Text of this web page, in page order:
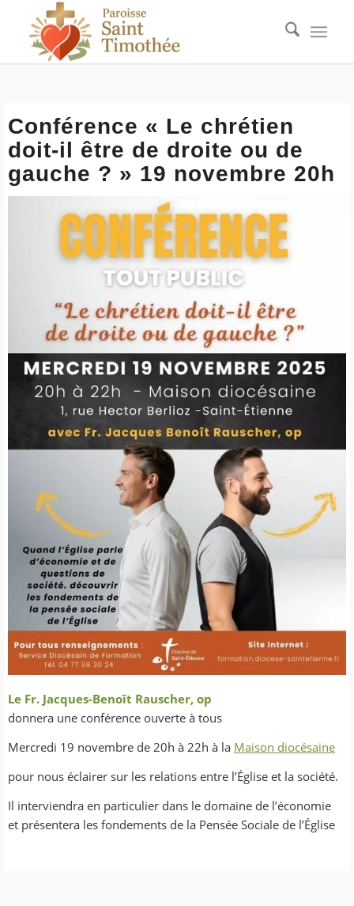
Conférence « Le chrétien
doit-il être de droite ou de
gauche ? » 19 novembre 20h
Le Fr. Jacques-Benoît Rauscher, op
donnera une conférence ouverte à tous
Mercredi 19 novembre de 20h à 22h à la Maison diocésaine
pour nous éclairer sur les relations entre l’Église et la société.
Il interviendra en particulier dans le domaine de l’économie
et présentera les fondements de la Pensée Sociale de l’Église